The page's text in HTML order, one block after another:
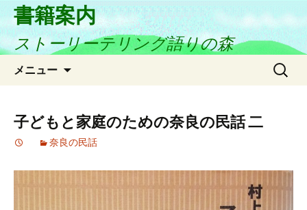
書籍案内
ストーリーテリング語りの森
メニュー
ン
ツ
へ
検
子どもと家庭のための奈良の民話 二
奈良の民話